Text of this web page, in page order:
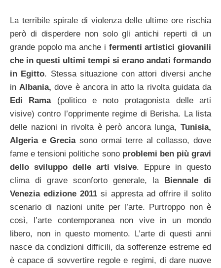
La terribile spirale di violenza delle ultime ore rischia
però di disperdere non solo gli antichi reperti di un
grande popolo ma anche i fermenti artistici giovanili
che in questi ultimi tempi si erano andati formando
in Egitto. Stessa situazione con attori diversi anche
inAlbania, dove è ancora in atto la rivolta guidata da
Edi Rama (politico e noto protagonista delle arti
visive) contro l’opprimente regime di Berisha. La lista
delle nazioni in rivolta è però ancora lunga, Tunisia,
Algeria e Greciasono ormai terre al collasso, dove
fame e tensioni politiche sono problemi ben più gravi
dello sviluppo delle arti visive. Eppure in questo
clima di grave sconforto generale, la Biennale di
Venezia edizione 2011si appresta ad offrire il solito
scenario di nazioni unite per l’arte. Purtroppo non è
così, l’arte contemporanea non vive in un mondo
libero, non in questo momento. L’arte di questi anni
nasce da condizioni difficili, da sofferenze estreme ed
è capace di sovvertire regole e regimi, di dare nuove